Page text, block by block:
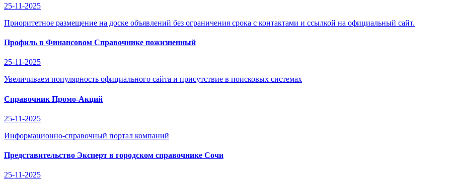
25-11-2025
Приоритетное размещение на доске объявлений без ограничения срока с контактами и ссылкой на официальный сайт.
Профиль в Финансовом Справочнике пожизненный
25-11-2025
Увеличиваем популярность официального сайта и присутствие в поисковых системах
Справочник Промо-Акций
25-11-2025
Информационно-справочный портал компаний
Представительство Эксперт в городском справочнике Сочи
25-11-2025